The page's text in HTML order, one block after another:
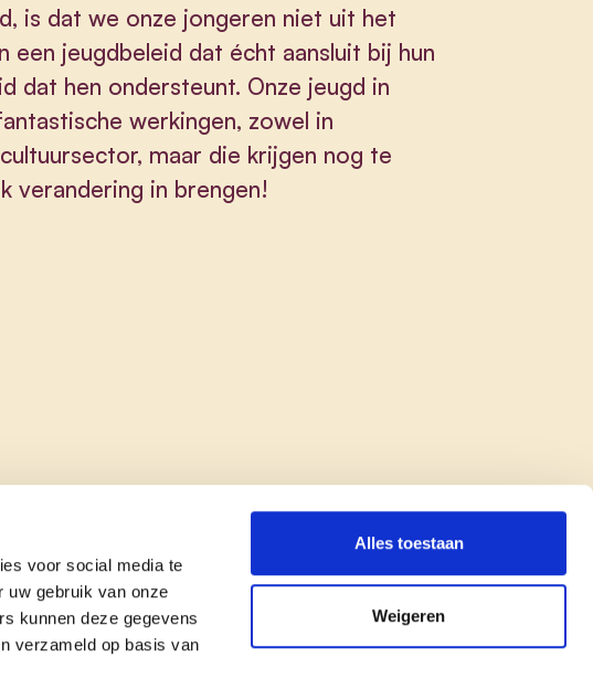
voor social media te
uw gebruik van onze
kunnen deze gegevens
verzameld op basis van
Alles toestaan
Weigeren
is dat we onze jongeren niet uit het
een jeugdbeleid dat écht aansluit bij hun
dat hen ondersteunt. Onze jeugd in
werkingen, zowel in
maar die krijgen nog te
verandering in brengen!